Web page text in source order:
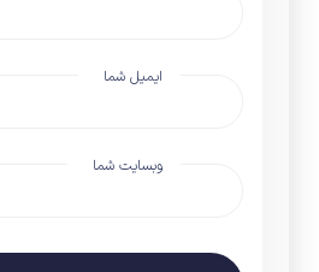
ایمیل شما
وبسایت شما